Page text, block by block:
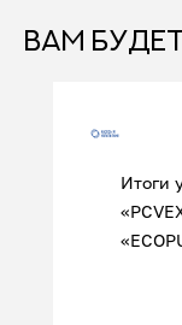
ВАМ
Итоги